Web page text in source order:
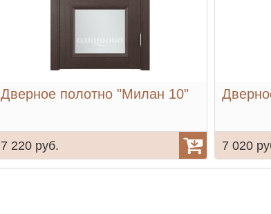
Дверное полотно "Милан 10"
7 220 руб. 7 020